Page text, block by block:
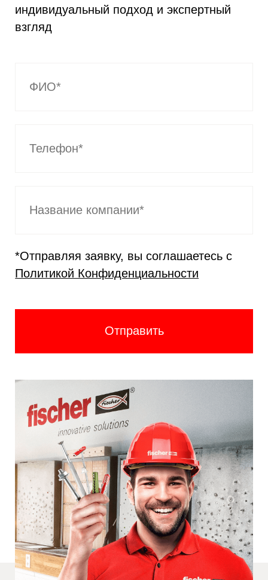
индивидуальный подход и экспертный
взгляд
*Отправляя заявку, вы соглашаетесь с
Политикой Конфиденциальности